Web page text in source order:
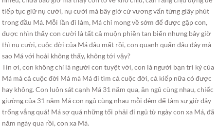
tiếp tục giữ nụ cười, nụ cười mà bây giờ cứ vương vấn từng giây phút
trong đầu Má. Mỗi lần đi làm, Má chỉ mong về sớm để được gặp con,
được nhìn thấy con cười là tất cả muộn phiền tan biến nhưng bây giờ
thì nụ cười, cuộc đời của Má đâu mất rồi, con quanh quẩn đâu đây mà
sao Má với hoài không thấy, không tới vậy?
Tín ơi, con không chỉ là người con tuyệt vời, con là người bạn tri kỷ của
Má mà cả cuộc đời Má mà Má đi tìm cả cuộc đời, cả kiếp nữa có được
hay không. Con luôn sát cạnh Má 31 năm qua, ăn ngủ cùng nhau, chiếc
giường của 31 năm Má con ngủ cùng nhau mỗi đêm để tâm sự giờ đây
trống vắng quá! Má sợ quá những tối phải đi ngủ từ ngày con xa Má, đã
năm ngày qua rồi, con xa Má.